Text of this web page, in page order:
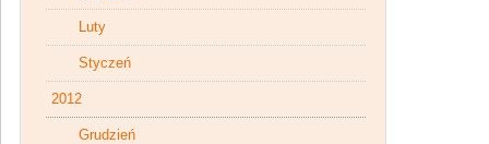
Luty
Styczeń
2012
Grudzień